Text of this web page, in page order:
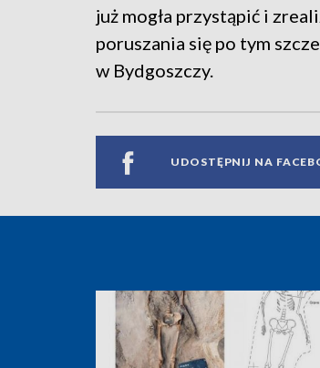
już mogła przystąpić i
poruszania się po tym
w Bydgoszczy.
UDOSTĘPNIJ NA